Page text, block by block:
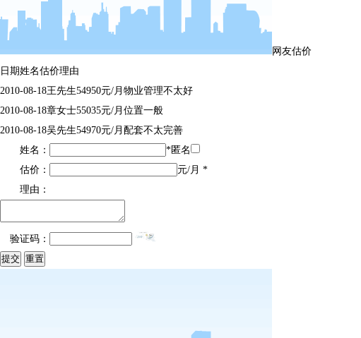
网友估价
日期姓名估价理由
2010-08-18王先生54950元/月 物业管理不太好
2010-08-18章女士55035元/月 位置一般
2010-08-18吴先生54970元/月 配套不太完善
姓名：
*匿名
估价：
元/月 *
理由：
验证码：